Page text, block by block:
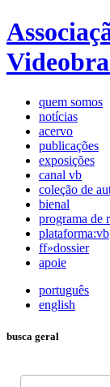
quem somos
notícias
acervo
publicações
exposições
canal vb
coleção de
bienal
programa de
plataforma:vb
ff»dossier
apoie
português
english
busca geral